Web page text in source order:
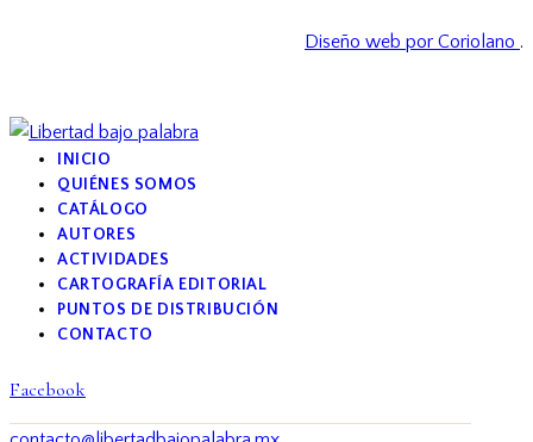
Diseño web por Coriolano .
INICIO
QUIÉNES SOMOS
CATÁLOGO
AUTORES
ACTIVIDADES
CARTOGRAFÍA EDITORIAL
PUNTOS DE DISTRIBUCIÓN
CONTACTO
Facebook